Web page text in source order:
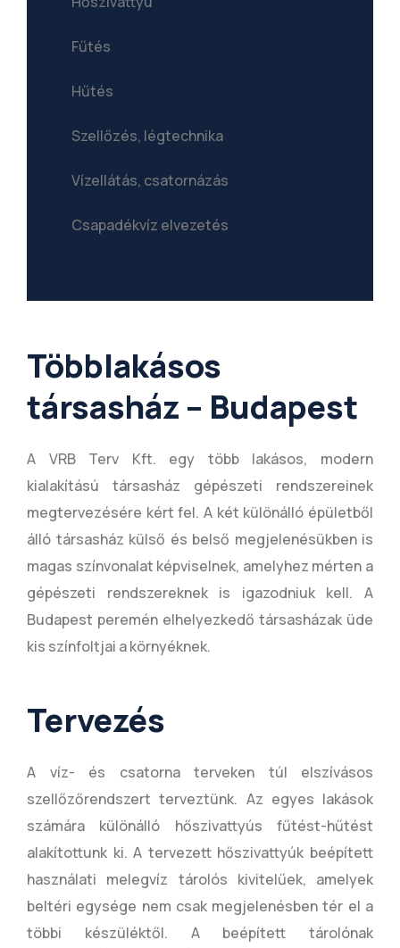
Többlakásos
társasház – Budapest
A VRB Terv Kft. egy több lakásos, modern
kialakítású társasház gépészeti rendszereinek
megtervezésére kért fel. A két különálló épületből
álló társasház külső és belső megjelenésükben is
magas színvonalat képviselnek, amelyhez mérten a
gépészeti rendszereknek is igazodniuk kell. A
Budapest peremén elhelyezkedő társasházak üde
kis színfoltjai a környéknek.
Tervezés
A víz- és csatorna terveken túl elszívásos
szellőzőrendszert terveztünk. Az egyes lakások
számára különálló hőszivattyús fűtést-hűtést
alakítottunk ki. A tervezett hőszivattyúk beépített
használati melegvíz tárolós kivitelűek, amelyek
beltéri egysége nem csak megjelenésben tér el a
többi készüléktől. A beépített tárolónak
Fűtés
Hűtés
Szellőzés, légtechnika
Vízellátás, csatornázás
Csapadékvíz elvezetés